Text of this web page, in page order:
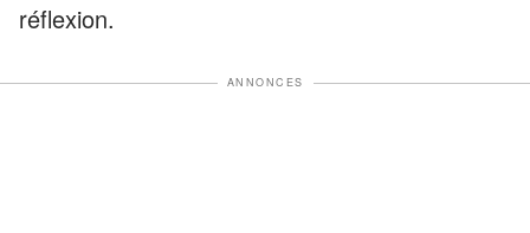
réflexion.
ANNONCES